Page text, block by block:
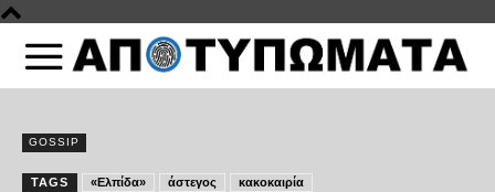
GOSSIP
TAGS «Ελπίδα» άστεγος κακοκαιρία